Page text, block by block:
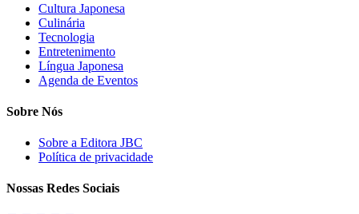
Cultura Japonesa
Culinária
Tecnologia
Entretenimento
Língua Japonesa
Agenda de Eventos
Sobre Nós
Sobre a Editora JBC
Política de privacidade
Nossas Redes Sociais